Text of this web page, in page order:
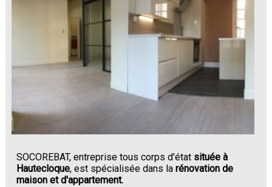
SOCOREBAT, entreprise tous corps d'état située à
Hautecloque, est spécialisée dans larénovation de
maison et d'appartement.